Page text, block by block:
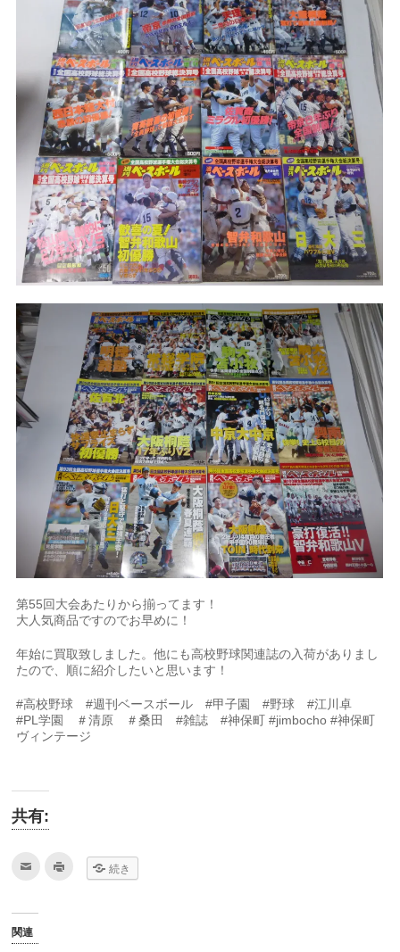
第55回大会あたりから揃ってます！
大人気商品ですのでお早めに！
年始に買取致しました。他にも高校野球関連誌の入荷がありまし
たので、順に紹介したいと思います！
#高校野球 #週刊ベースボール #甲子園 #野球 #江川卓
#PL学園 ＃清原 ＃桑田 #雑誌 #神保町 #jimbocho #神保町
ヴィンテージ
共有:
て
続き
関連